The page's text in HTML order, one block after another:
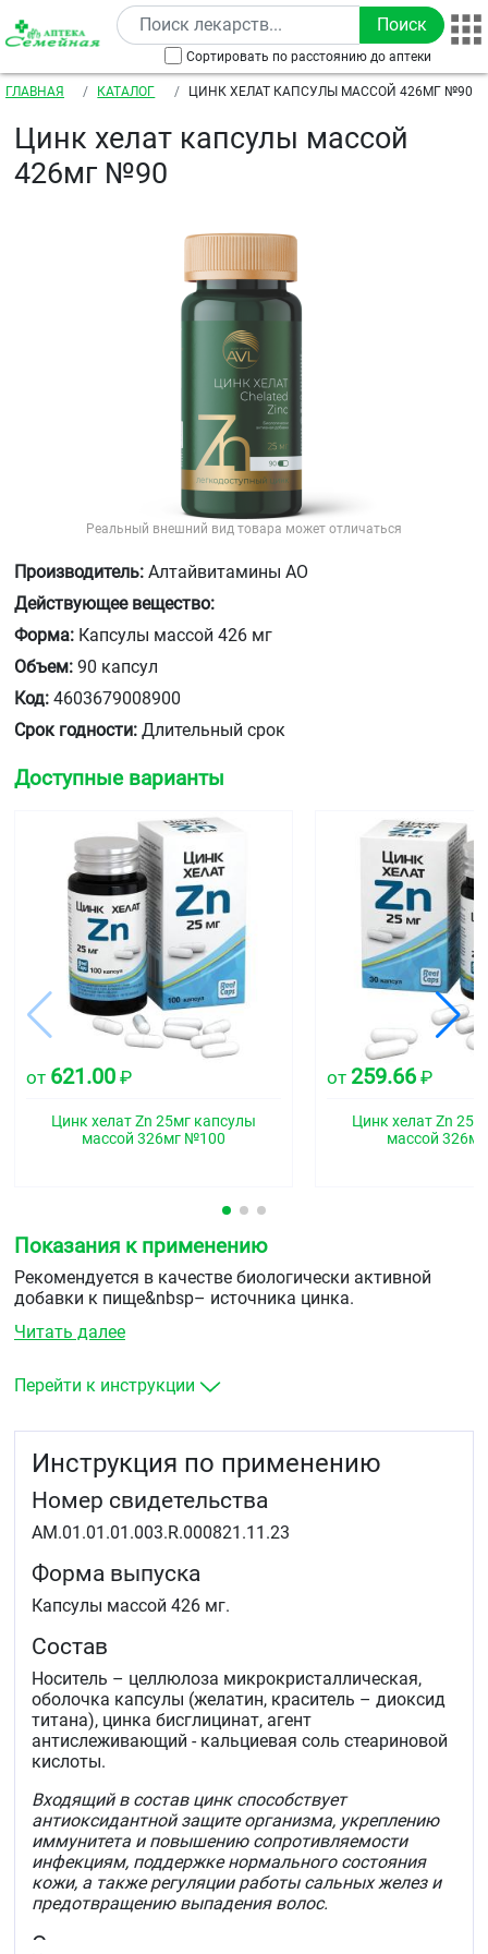
Перейти к основному содержанию
Сортировать по расстоянию до аптеки
Строка навигации
ГЛАВНАЯ КАТАЛОГ ЦИНК ХЕЛАТ КАПСУЛЫ МАССОЙ 426МГ №90
Цинк хелат капсулы массой
426мг №90
Реальный внешний вид товара может отличаться
Производитель: Алтайвитамины АО
Действующее вещество:
Форма: Капсулы массой 426 мг
Объем: 90 капсул
Код: 4603679008900
Срок годности: Длительный срок
Доступные варианты
от 621.00 ₽
Цинк хелат Zn 25мг капсулы
массой 326мг №100
от 259.66 ₽
Цинк хелат Zn
массой
Показания к применению
Рекомендуется в качестве биологически активной
добавки к пище&nbsp– источника цинка.
Читать далее
Перейти к инструкции
Инструкция по применению
Номер свидетельства
АМ.01.01.01.003.R.000821.11.23
Форма выпуска
Капсулы массой 426 мг.
Состав
Носитель – целлюлоза микрокристаллическая,
оболочка капсулы (желатин, краситель – диоксид
титана), цинка бисглицинат, агент
антислеживающий - кальциевая соль стеариновой
кислоты.
Входящий в состав цинк способствует
антиоксидантной защите организма, укреплению
иммунитета и повышению сопротивляемости
инфекциям, поддержке нормального состояния
кожи, а также регуляции работы сальных желез и
предотвращению выпадения волос.
Описание